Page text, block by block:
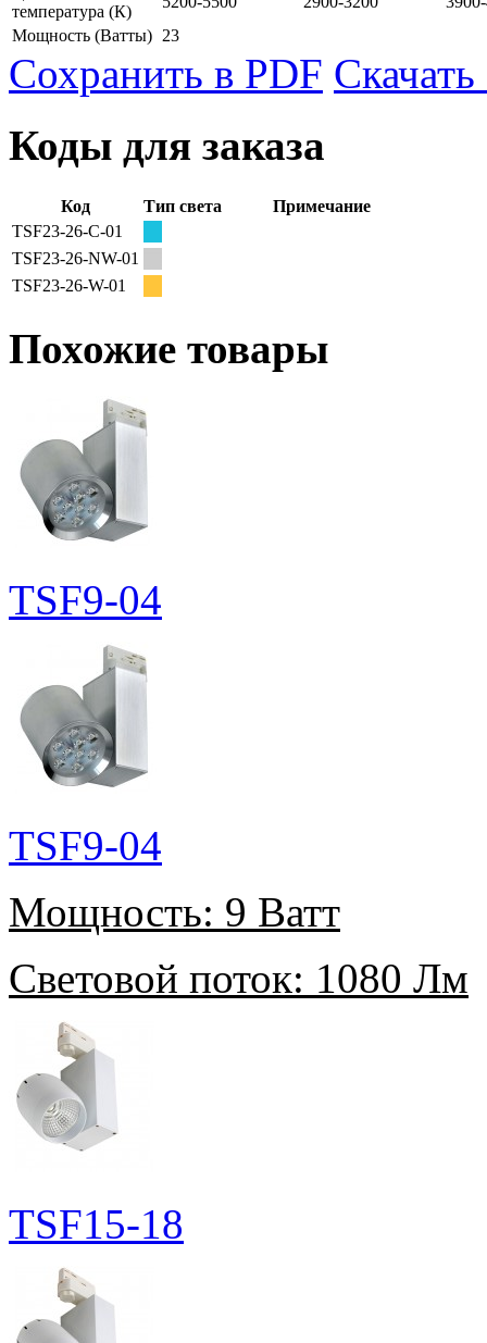
температура (К)
Мощность (Ватты) 23
Сохранить в PDF
Коды для заказа
Код Тип света
Примечание
TSF23-26-C-01
TSF23-26-NW-01
TSF23-26-W-01
Похожие товары
TSF9-04
TSF9-04
Мощность: 9 Ватт
Световой поток: 1080 Лм
TSF15-18